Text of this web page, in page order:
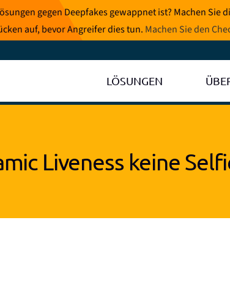
gegen Deepfakes gewappnet ist? Machen Sie
auf, bevor Angreifer dies tun. Machen Sie den
LÖSUNGEN
Liveness keine